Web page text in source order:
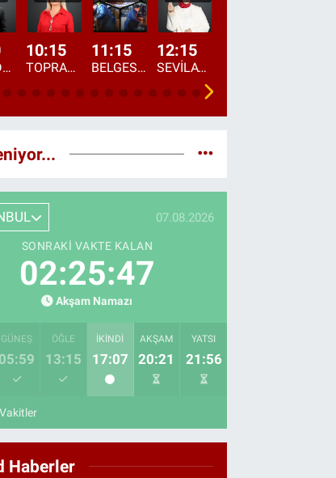
ÜLKE'DE BU SABAH
10:15
TOPRAKTAN SOFRAYA
11:15
BELGESEL: "ÜLKE'NİN ALIN TERİ"
12:15
SEVİLAY SUNGUR İLE ELİMİN BEREKETİ
07.08.2026
SONRAKI VAKTE KALAN
02:25:46
Akşam Namazı
GÜNEŞ
05:59
ÖĞLE
13:15
İKINDI
17:07
AKŞAM
20:21
YATSI
21:56
Haberler